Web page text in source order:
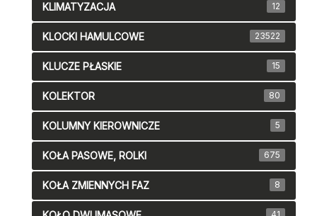
KLIMATYZACJA 12
KLOCKI HAMULCOWE 23522
KLUCZE PŁASKIE 15
KOLEKTOR 80
KOLUMNY KIEROWNICZE 5
KOŁA PASOWE, ROLKI 675
KOŁA ZMIENNYCH FAZ 8